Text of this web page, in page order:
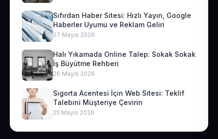
Sıfırdan Haber Sitesi: Hızlı Yayın, Google
Haberler Uyumu ve Reklam Geliri
27 Mayıs 2026
Halı Yıkamada Online Talep: Sokak Sokak
İş Büyütme Rehberi
26 Mayıs 2026
Sigorta Acentesi İçin Web Sitesi: Teklif
Talebini Müşteriye Çevirin
25 Mayıs 2026